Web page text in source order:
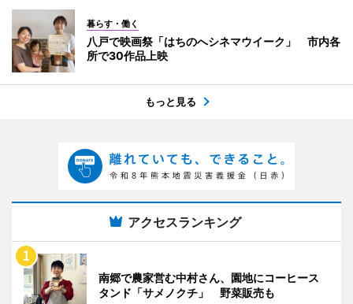
暮らす・働く
八戸で映画祭「はちのへシネマウイーク」 市内各
所で30作品上映
もっと見る
アクセスランキング
南郷で農家営む中村さん、園地にコーヒース
タンド「サメノクチ」 野菜販売も